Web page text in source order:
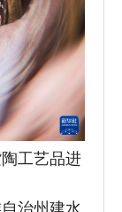
工艺品进
治州建水